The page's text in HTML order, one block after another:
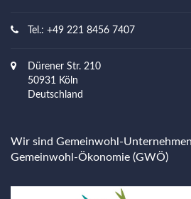
Tel.: +49 221 8456 7407
Dürener Str. 210
50931 Köln
Deutschland
Wir sind Gemeinwohl-
Gemeinwohl-Ökonomie (GWÖ)